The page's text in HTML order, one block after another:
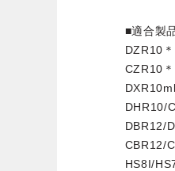
■適合製
DZR10＊
CZR10＊
DHR10/
DBR12/
CBR12/
HS8I/